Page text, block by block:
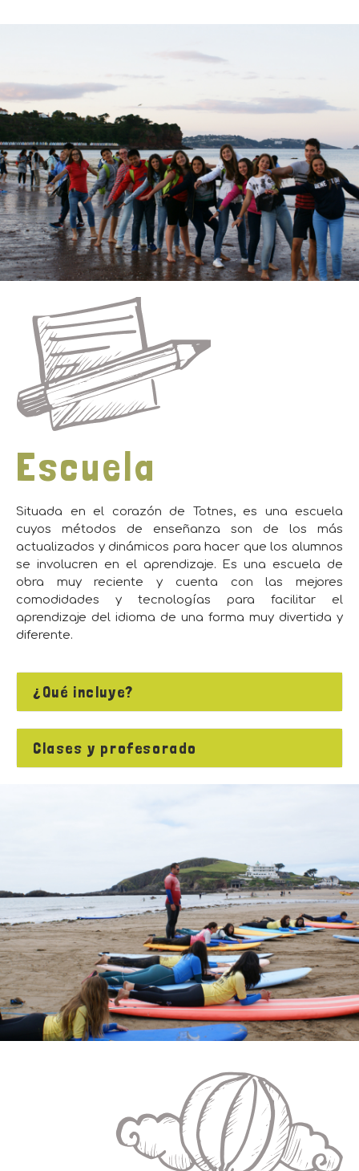
Escuela
Situada en el corazón de Totnes, es una escuela
cuyos métodos de enseñanza son de los más
actualizados y dinámicos para hacer que los alumnos
se involucren en el aprendizaje. Es una escuela de
obra muy reciente y cuenta con las mejores
comodidades y tecnologías para facilitar el
aprendizaje del idioma de una forma muy divertida y
diferente.
¿Qué incluye?
Clases y profesorado